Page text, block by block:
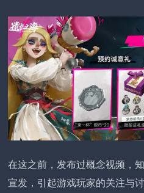
在这之前，发布过概念视频，
宣发，引起游戏玩家的关注与